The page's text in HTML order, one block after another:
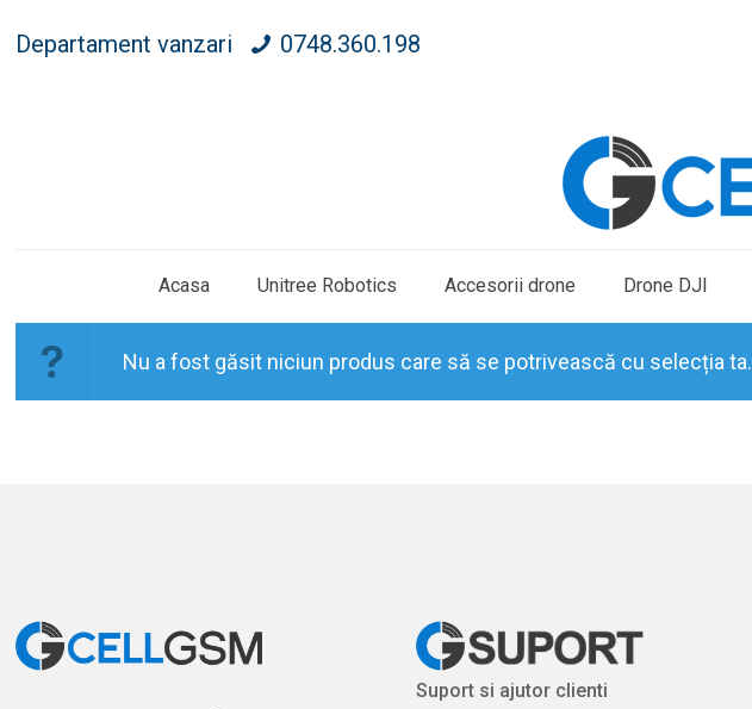
Departament vanzari 0748.360.198
Acasa Unitree Robotics Accesorii drone Drone DJI
Nu a fost găsit niciun produs care să se potrivească cu selecția ta.
Suport si ajutor clienti